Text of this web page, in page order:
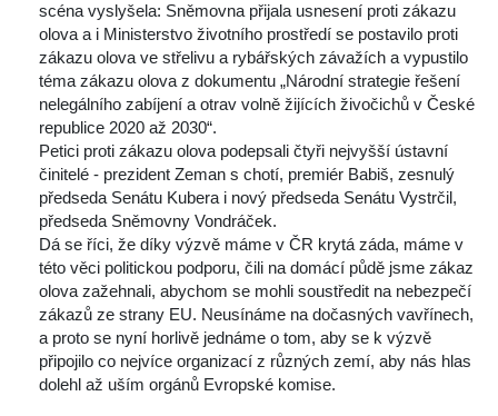
céna vyslyšela: Sněmovna přijala usnesení proti zákazu
olova a i Ministerstvo životního prostředí se postavilo proti
zákazu olova ve střelivu a rybářských závažích a vypustilo
téma zákazu olova z dokumentu „Národní strategie řešení
nelegálního zabíjení a otrav volně žijících živočichů v České
republice 2020 až 2030“.
Petici proti zákazu olova podepsali čtyři nejvyšší ústavní
činitelé - prezident Zeman s chotí, premiér Babiš, zesnulý
předseda Senátu Kubera i nový předseda Senátu Vystrčil,
předseda Sněmovny Vondráček.
Dá se říci, že díky výzvě máme v ČR krytá záda, máme v
této věci politickou podporu, čili na domácí půdě jsme zákaz
olova zažehnali, abychom se mohli soustředit na nebezpečí
zákazů ze strany EU. Neusínáme na dočasných vavřínech,
a proto se nyní horlivě jednáme o tom, aby se k výzvě
připojilo co nejvíce organizací z různých zemí, aby nás hlas
dolehl až uším orgánů Evropské komise.